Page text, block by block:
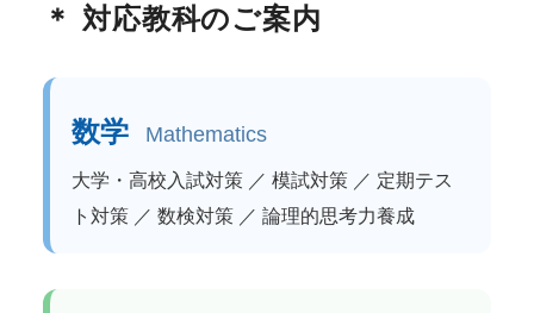
＊ 対応教科のご案内
数学 Mathematics
大学・高校入試対策 ／ 模試対策 ／ 定期テス
ト対策 ／ 数検対策 ／ 論理的思考力養成